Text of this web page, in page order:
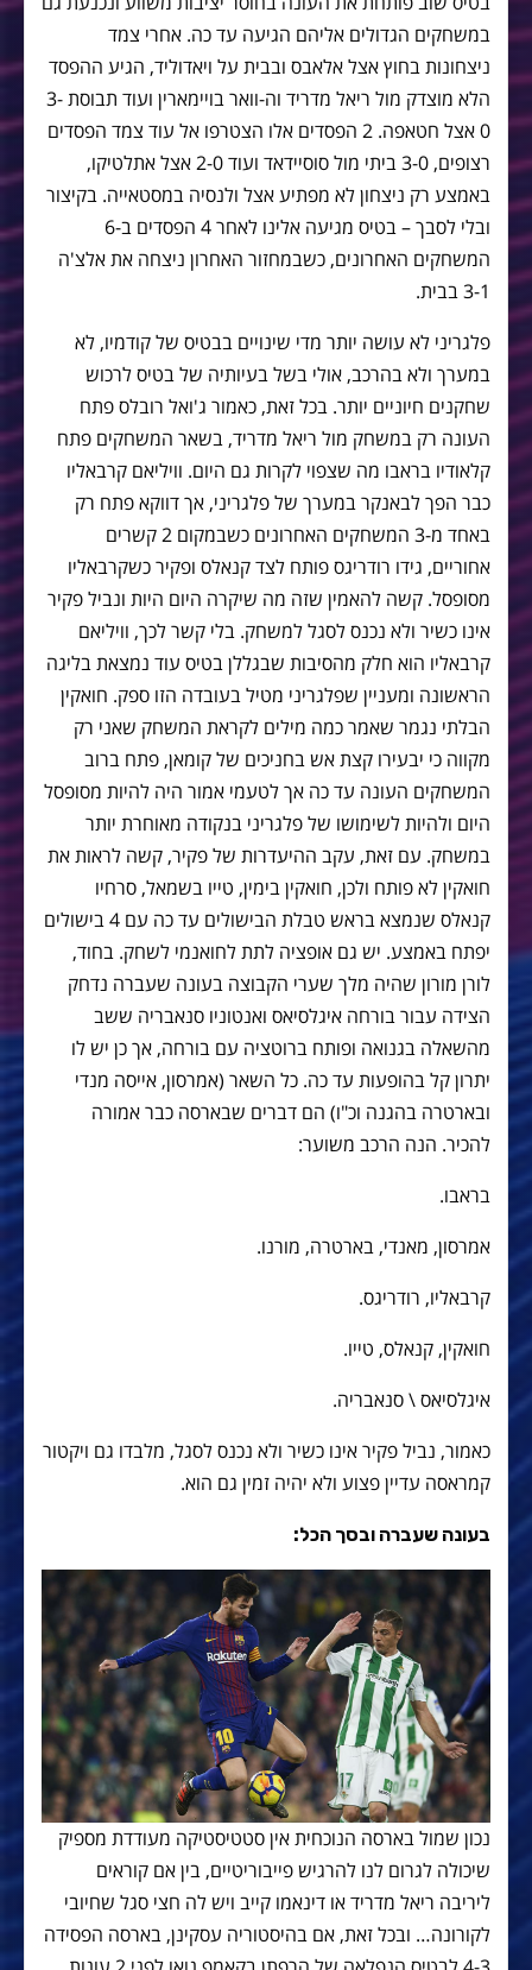
במשחקים הגדולים אליהם הגיעה עד כה. אחרי צמד
ניצחונות בחוץ אצל אלאבס ובבית על ויאדוליד, הגיע ההפסד
הלא מוצדק מול ריאל מדריד וה-וואר בויימארין ועוד תבוסת 3-
0 אצל חטאפה. 2 הפסדים אלו הצטרפו אל עוד צמד הפסדים
רצופים, 3-0 ביתי מול סוסיידאד ועוד 2-0 אצל אתלטיקו,
באמצע רק ניצחון לא מפתיע אצל ולנסיה במסטאייה. בקיצור
ובלי לסבך – בטיס מגיעה אלינו לאחר 4 הפסדים ב-6
המשחקים האחרונים, כשבמחזור האחרון ניצחה את אלצ'ה
3-1 בבית.
פלגריני לא עושה יותר מדי שינויים בבטיס של קודמיו, לא
במערך ולא בהרכב, אולי בשל בעיותיה של בטיס לרכוש
שחקנים חיוניים יותר. בכל זאת, כאמור ג'ואל רובלס פתח
העונה רק במשחק מול ריאל מדריד, בשאר המשחקים פתח
קלאודיו בראבו מה שצפוי לקרות גם היום. וויליאם קרבאליו
כבר הפך לבאנקר במערך של פלגריני, אך דווקא פתח רק
באחד מ-3 המשחקים האחרונים כשבמקום 2 קשרים
אחוריים, גידו רודריגס פותח לצד קנאלס ופקיר כשקרבאליו
מסופסל. קשה להאמין שזה מה שיקרה היום היות ונביל פקיר
אינו כשיר ולא נכנס לסגל למשחק. בלי קשר לכך, וויליאם
קרבאליו הוא חלק מהסיבות שבגללן בטיס עוד נמצאת בליגה
הראשונה ומעניין שפלגריני מטיל בעובדה הזו ספק. חואקין
הבלתי נגמר שאמר כמה מילים לקראת המשחק שאני רק
מקווה כי יבעירו קצת אש בחניכים של קומאן, פתח ברוב
המשחקים העונה עד כה אך לטעמי אמור היה להיות מסופסל
היום ולהיות לשימושו של פלגריני בנקודה מאוחרת יותר
במשחק. עם זאת, עקב ההיעדרות של פקיר, קשה לראות את
חואקין לא פותח ולכן, חואקין בימין, טייו בשמאל, סרחיו
קנאלס שנמצא בראש טבלת הבישולים עד כה עם 4 בישולים
יפתח באמצע. יש גם אופציה לתת לחואנמי לשחק. בחוד,
לורן מורון שהיה מלך שערי הקבוצה בעונה שעברה נדחק
הצידה עבור בורחה איגלסיאס ואנטוניו סנאבריה ששב
מהשאלה בגנואה ופותח ברוטציה עם בורחה, אך כן יש לו
יתרון קל בהופעות עד כה. כל השאר (אמרסון, אייסה מנדי
ובארטרה בהגנה וכ"ו) הם דברים שבארסה כבר אמורה
להכיר. הנה הרכב משוער:
בראבו.
אמרסון, מאנדי, בארטרה, מורנו.
קרבאליו, רודריגס.
חואקין, קנאלס, טייו.
איגלסיאס \ סנאבריה.
כאמור, נביל פקיר אינו כשיר ולא נכנס לסגל, מלבדו גם ויקטור
קמראסה עדיין פצוע ולא יהיה זמין גם הוא.
בעונה שעברה ובסך הכל:
נכון שמול בארסה הנוכחית אין סטטיסטיקה מעודדת מספיק
שיכולה לגרום לנו להרגיש פייבוריטיים, בין אם קוראים
ליריבה ריאל מדריד או דינאמו קייב ויש לה חצי סגל שחיובי
לקורונה… ובכל זאת, אם בהיסטוריה עסקינן, בארסה הפסידה